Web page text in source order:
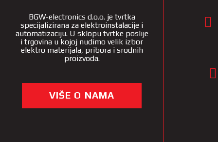
BGW-electronics d.o.o. je tvrtka
specijalizirana za elektroinstalacije i
automatizaciju. U sklopu tvrtke poslije
i trgovina u kojoj nudimo velik izbor
elektro materijala, pribora i srodnih
proizvoda.
VIŠE O NAMA